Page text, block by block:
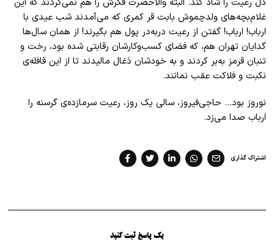
دل رعیت را شاد کند. البته والاحضرت فکرش را هم نمی‌کردند که این
غلام‌بچه‌های ولدچموش بابت قر کمری که می‌آمدند شب عیدی با
ارباب! ارباب! گفتن از رعیت دربه‌در پول هم بگیرند! از همان سال‌ها
گدایان تهران هم، که فضای کسب‌وکارشان رقابتی شده بود، رخت و
تنبان قرمز به‌بر کردند و به خودشان ذغال مالیدند تا از این قافله‌ی
نکبت و فلاکت عقب نمانند.
نوروز بود… حاجی‌فیروز، سالی یک روز، رعیت سرمازده‌ی گرسنه را
ارباب صدا می‌زد.
اشتراک گذاری
یک پاسخ ثبت کنید